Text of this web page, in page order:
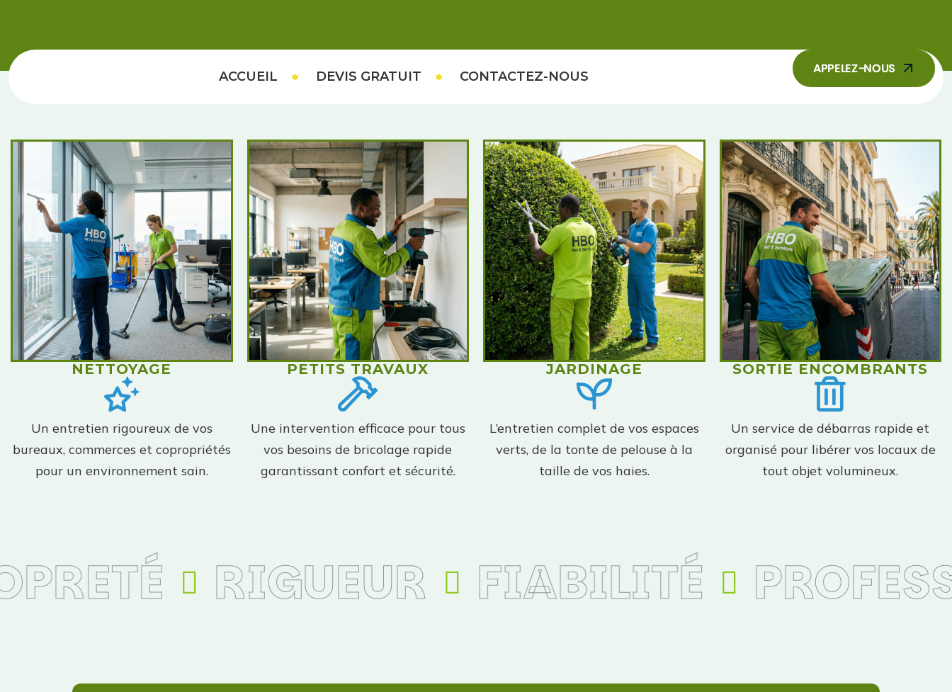
ACCUEIL DEVIS GRATUIT CONTACTEZ-NOUS APPELEZ-NOUS
NETTOYAGE
Un entretien rigoureux de vos
bureaux, commerces et copropriétés
pour un environnement sain.
PETITS TRAVAUX
Une intervention efficace pour tous
vos besoins de bricolage rapide
garantissant confort et sécurité.
JARDINAGE
L’entretien complet de vos espaces
verts, de la tonte de pelouse à la
taille de vos haies.
SORTIE ENCOMBRANTS
Un service de débarras rapide et
organisé pour libérer vos locaux de
tout objet volumineux.
RIGUEUR FIABILITÉ